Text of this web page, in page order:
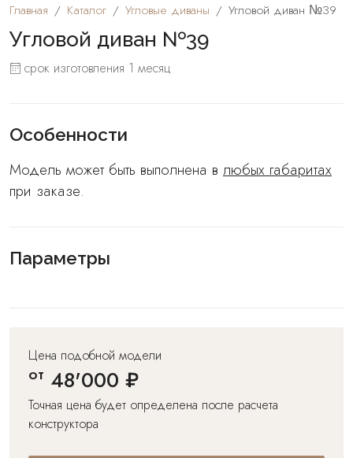
Главная Каталог Угловые диваны Угловой диван №39
Угловой диван №39
срок изготовления 1 месяц
Особенности
Модель может быть выполнена в любых габаритах
при заказе.
Параметры
Цена подобной модели
от 48'000 ₽
Точная цена будет определена после расчета
конструктора